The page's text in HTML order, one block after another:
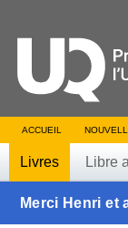
ACCUEIL
Livres Libre
Merci Henri et